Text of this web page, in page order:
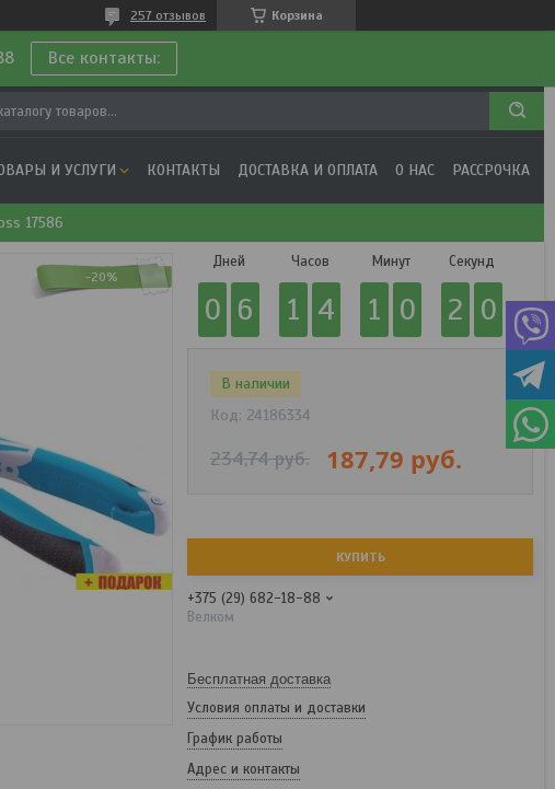
Корзина
257 отзывов
Все контакты:
И УСЛУГИ КОНТАКТЫ ДОСТАВКА И ОПЛАТА О НАС РАССРОЧКА
17586
-20%
Дней
0 6
Часов
1 4
Минут
1 0
Секунд
2 0
В наличии
Код: 24186334
234,74руб. 187,79 руб.
КУПИТЬ
+375 (29) 682-18-88
Велком
Бесплатная доставка
Условия оплаты и доставки
График работы
Адрес и контакты